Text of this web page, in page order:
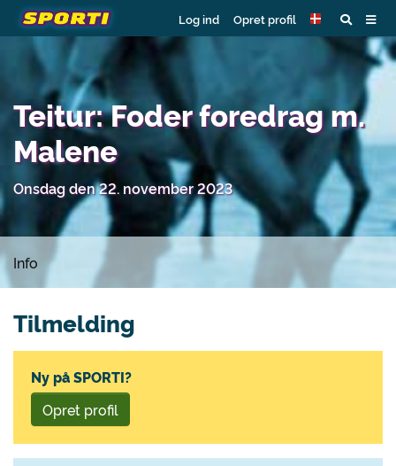
Log ind Opret profil
Teitur: Foder foredrag m.
Malene
Onsdag den 22. november 2023
Info
Tilmelding
Ny på SPORTI?
Opret profil